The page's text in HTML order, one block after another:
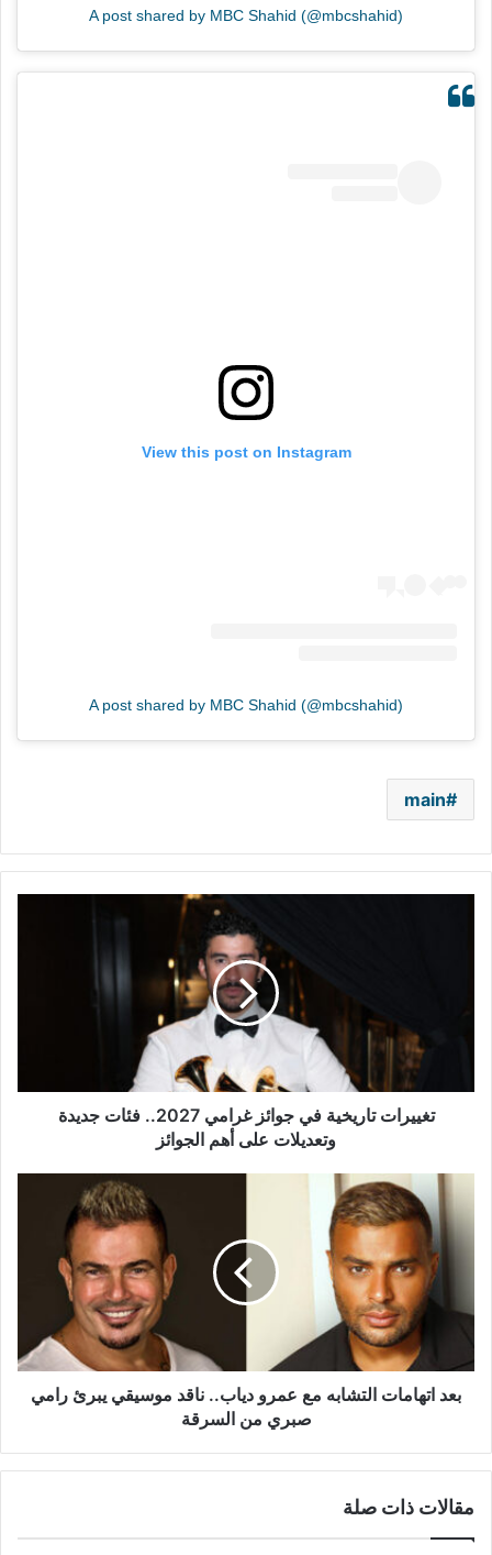
A post shared by MBC Shahid (@mbcshahid)
View this post on Instagram
A post shared by MBC Shahid (@mbcshahid)
main
وتعديلات
تغييرات تاريخية في جوائز غرامي 2027.. فئات جديدة
وتعديلات على أهم الجوائز
اتهامات
التشابه
يبرئ
رامي
بعد اتهامات التشابه مع عمرو دياب.. ناقد موسيقي يبرئ رامي
صبري من السرقة
مقالات ذات صلة